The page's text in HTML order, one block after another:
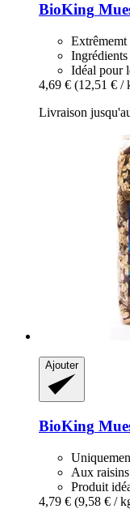
BioKing
Idéal pour
4,69 € (12,51 € /
Livraison
Ajouter
BioKing
Aux raisins
Produit
4,79 € (9,58 € /